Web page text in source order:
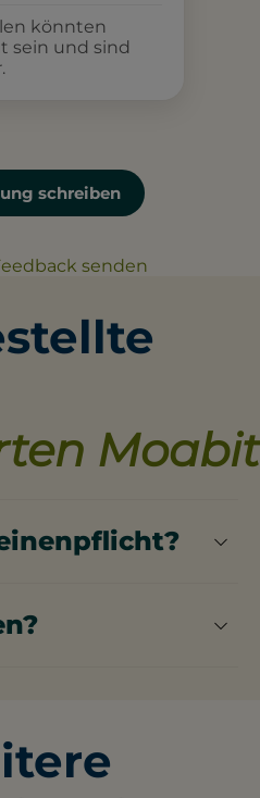
könnten
sein und sind
schreiben
senden
Moabit